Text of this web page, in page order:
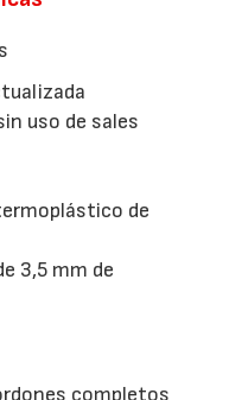
uso de sales
de
3,5 mm de